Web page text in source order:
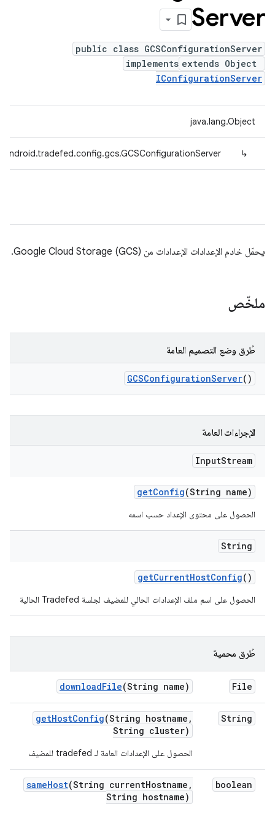
Server
public class GCSConfigurationServer
extends Object
implements
IConfigurationServer
java.lang.Object
↳
يحمّل خادم الإعدادات الإعدادات من Google Cloud Storage (GCS).
ملخّص
طُرق وضع التصميم العامة
GCSConfigurationServer()
الإجراءات العامة
InputStream
getConfig(String name)
الحصول على محتوى الإعداد حسب اسمه
String
getCurrentHostConfig()
الحصول على اسم ملف الإعدادات الحالي للمضيف لجلسة Tradefed الحالية
طُرق محمية
File
downloadFile(String name)
String
getHostConfig(String hostname ,
String cluster)
الحصول على الإعدادات العامة لـ tradefed للمضيف
boolean
sameHost(String currentHostname ,
String hostname)